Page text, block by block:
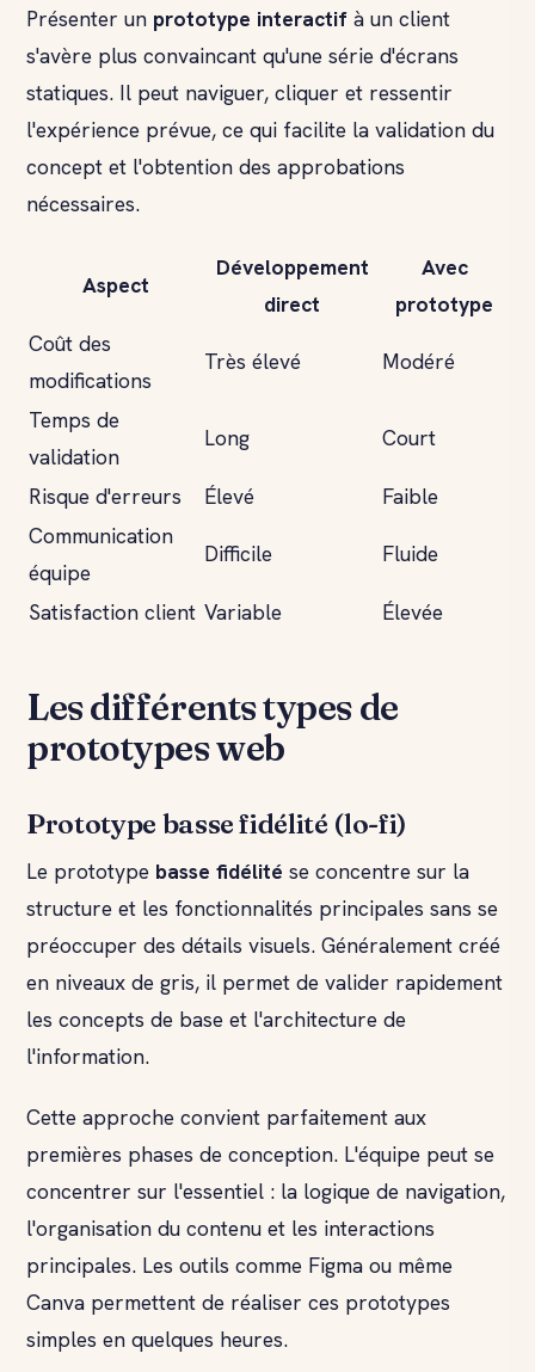
Présenter un prototype interactif à un client
s'avère plus convaincant qu'une série d'écrans
statiques. Il peut naviguer, cliquer et ressentir
l'expérience prévue, ce qui facilite la validation du
concept et l'obtention des approbations
nécessaires.
Aspect
Développement
direct
Avec
prototype
Coût des
modifications
Très élevé Modéré
Temps de
validation
Long Court
Risque d'erreurs Élevé
Faible
Communication
équipe
Difficile Fluide
Satisfaction client Variable Élevée
Les différents types de
prototypes web
Prototype basse fidélité (lo-fi)
Le prototype basse fidélité se concentre sur la
structure et les fonctionnalités principales sans se
préoccuper des détails visuels. Généralement créé
en niveaux de gris, il permet de valider rapidement
les concepts de base et l'architecture de
l'information.
Cette approche convient parfaitement aux
premières phases de conception. L'équipe peut se
concentrer sur l'essentiel : la logique de navigation,
l'organisation du contenu et les interactions
principales. Les outils comme Figma ou même
Canva permettent de réaliser ces prototypes
simples en quelques heures.